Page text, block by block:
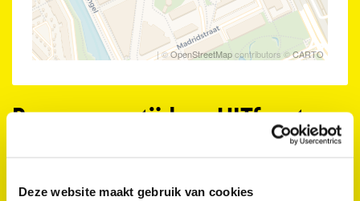
Deze website maakt gebruik van cookies
| ©OpenStreetMapcontributors ©CARTO
Programma tijdens UITfeest